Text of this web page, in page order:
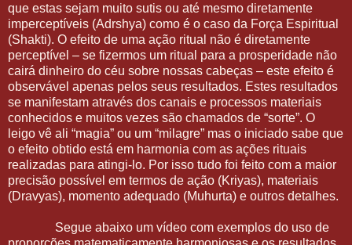
que estas sejam muito sutis ou até mesmo diretamente
imperceptíveis (Adrshya) como é o caso da Força Espiritual
(Shakti). O efeito de uma ação ritual não é diretamente
perceptível – se fizermos um ritual para a prosperidade não
cairá dinheiro do céu sobre nossas cabeças – este efeito é
observável apenas pelos seus resultados. Estes resultados
se manifestam através dos canais e processos materiais
conhecidos e muitos vezes são chamados de “sorte”. O
leigo vê ali “magia” ou um “milagre” mas o iniciado sabe que
o efeito obtido está em harmonia com as ações rituais
realizadas para atingi-lo. Por isso tudo foi feito com a maior
precisão possível em termos de ação (Kriyas), materiais
(Dravyas), momento adequado (Muhurta) e outros detalhes.
Segue abaixo um vídeo com exemplos do uso de